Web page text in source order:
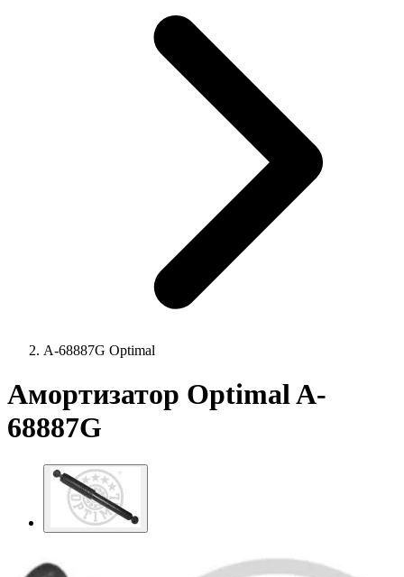
A-68887G Optimal
Амортизатор Optimal A-
68887G